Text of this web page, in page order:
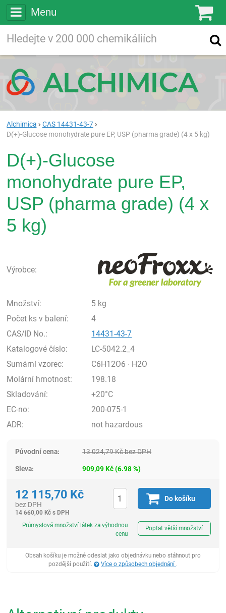
Menu
Vyhledávání
Alchimica
CAS 14431-43-7
D(+)-Glucose monohydrate pure EP, USP (pharma grade) (4 x 5 kg)
D(+)-Glucose
monohydrate pure EP,
USP (pharma grade) (4 x
5 kg)
Výrobce:
Množství:
5 kg
Počet ks v balení:
4
CAS/ID No.:
14431-43-7
Katalogové číslo:
LC-5042.2_4
Sumární vzorec:
C6H12O6 · H2O
Molární hmotnost:
198.18
Skladování:
+20°C
EC-no:
200-075-1
ADR:
not hazardous
Původní cena: 13 024,79Kčbez DPH
Sleva: 909,09Kč(6.98%)
12 115,70 Kč
bez DPH
14 660,00 Kč s DPH
Do košíku
Průmyslová množství látek za výhodnou
cenu
Poptat větší množství
Obsah košíku je možné odeslat jako objednávku nebo stáhnout pro
pozdější použití.
Více o způsobech objednání